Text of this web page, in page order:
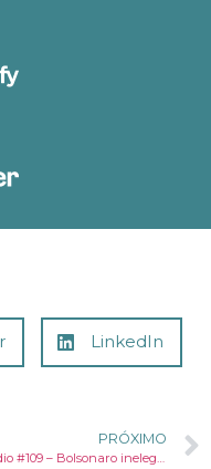
LinkedIn
PRÓXIMO